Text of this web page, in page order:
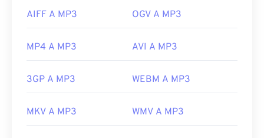
AIFF A MP3 OGV A MP3
MP4 A MP3 AVI A MP3
3GP A MP3 WEBM A MP3
MKV A MP3 WMV A MP3